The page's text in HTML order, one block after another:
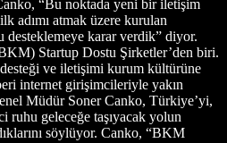
“Bu noktada yeni bir iletişim
adımı atmak üzere kurulan
desteklemeye karar verdik” diyor.
Startup Dostu Şirketler’den biri.
ve iletişimi kurum kültürüne
internet girişimcileriyle yakın
Müdür Soner Canko, Türkiye’yi,
ruhu geleceğe taşıyacak yolun
söylüyor. Canko, “BKM